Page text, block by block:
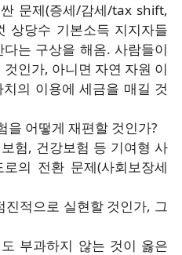
문제(증세/감세/tax shift,
상당수 기본소득 지지자들
는 구상을 해옴. 사람들이
인가, 아니면 자연 자원 이
의 이용에 세금을 매길 것
을 어떻게 재편할 것인가?
험, 건강보험 등 기여형 사
의 전환 문제(사회보장세
적으로 실현할 것인가, 그
부과하지 않는 것이 옳은